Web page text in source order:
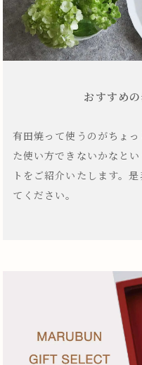
おすすめ
有田焼って使うのがちょ
た使い方できないかなと
トをご紹介いたします。
てください。